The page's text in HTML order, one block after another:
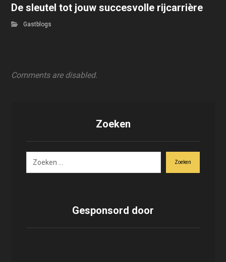
De sleutel tot jouw succesvolle rijcarrière
Gastblogs
Comments are disabled.
Zoeken
Zoeken
Gesponsord door